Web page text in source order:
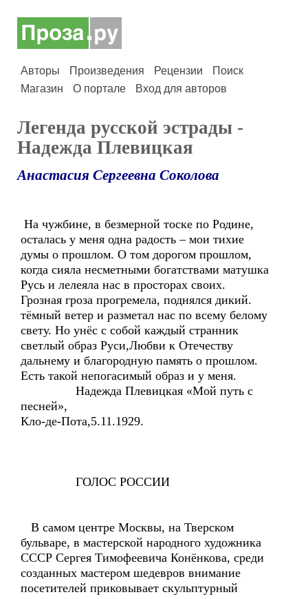
Авторы Произведения Рецензии
Поиск
Магазин
О портале Вход для авторов
Легенда русской эстрады -
Надежда Плевицкая
Анастасия Сергеевна Соколова
На чужбине, в безмерной тоске по Родине,
осталась у меня одна радость – мои тихие
думы о прошлом. О том дорогом прошлом,
когда сияла несметными богатствами матушка
Русь и лелеяла нас в просторах своих.
Грозная гроза прогремела, поднялся дикий.
тёмный ветер и разметал нас по всему белому
свету. Но унёс с собой каждый странник
светлый образ Руси,Любви к Отечеству
дальнему и благородную память о прошлом.
Есть такой непогасимый образ и у меня.
Надежда Плевицкая «Мой путь с
песней»,
Кло-де-Пота,5.11.1929.
ГОЛОС РОССИИ
В самом центре Москвы, на Тверском
бульваре, в мастерской народного художника
СССР Сергея Тимофеевича Конёнкова, среди
созданных мастером шедевров внимание
посетителей приковывает скульптурный